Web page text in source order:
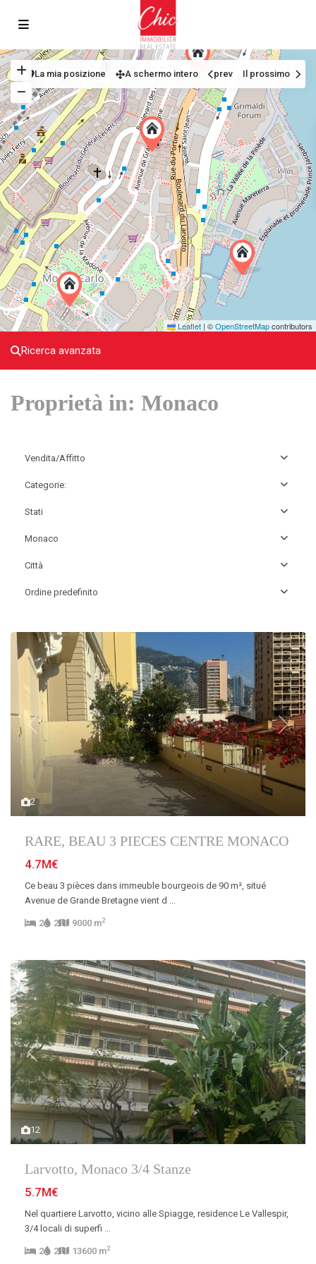
Leaflet | ©OpenStreetMapcontributors
La mia posizione A schermo intero prev Il prossimo
Ricerca avanzata
Proprietà in: Monaco
Vendita/Affitto
Categorie:
Stati
Monaco
Città
Ordine predefinito
2
Previous Next
RARE, BEAU 3 PIECES CENTRE MONACO
4.7M€
Ce beau 3 pièces dans immeuble bourgeois de 90 m², situé
Avenue de Grande Bretagne vient d ...
2 2 9000 m2
12
Previous Next
Larvotto, Monaco 3/4 Stanze
5.7M€
Nel quartiere Larvotto, vicino alle Spiagge, residence Le Vallespir,
3/4 locali di superfi ...
2 2 13600 m2